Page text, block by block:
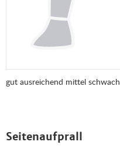
gut ausreichend mittel schwach
Seitenaufprall